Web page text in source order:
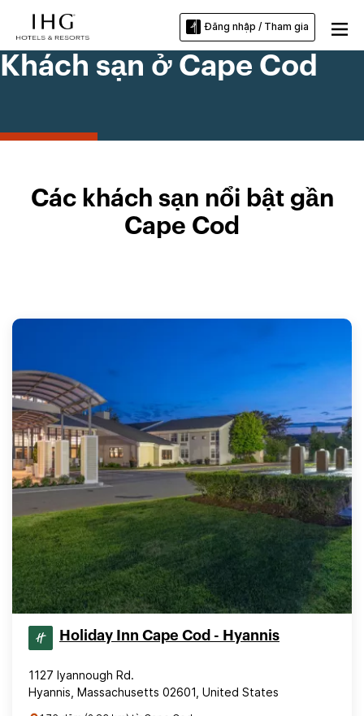
Đăng nhập / Tham gia
Khách sạn ở Cape Cod
Các khách sạn nổi bật gần
Cape Cod
Holiday Inn Cape Cod - Hyannis
1127 Iyannough Rd.
Hyannis, Massachusetts 02601, United States